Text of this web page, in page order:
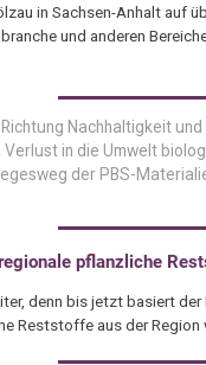
in Sachsen-Anhalt
und anderen
Nachhaltigkeit
in die Umwelt
der PBS-
pflanzliche
denn bis jetzt basiert
Reststoffe aus der